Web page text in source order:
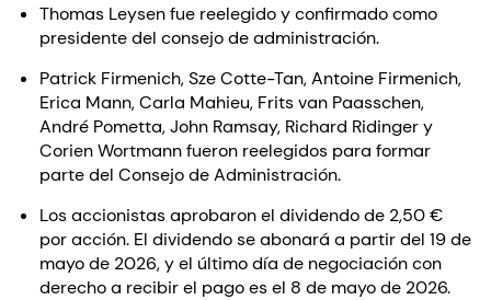
Thomas Leysen fue reelegido y confirmado como
presidente del consejo de administración.
Patrick Firmenich, Sze Cotte-Tan, Antoine Firmenich,
Erica Mann, Carla Mahieu, Frits van Paasschen,
André Pometta, John Ramsay, Richard Ridinger y
Corien Wortmann fueron reelegidos para formar
parte del Consejo de Administración.
Los accionistas aprobaron el dividendo de 2,50 €
por acción. El dividendo se abonará a partir del 19 de
mayo de 2026, y el último día de negociación con
derecho a recibir el pago es el 8 de mayo de 2026.